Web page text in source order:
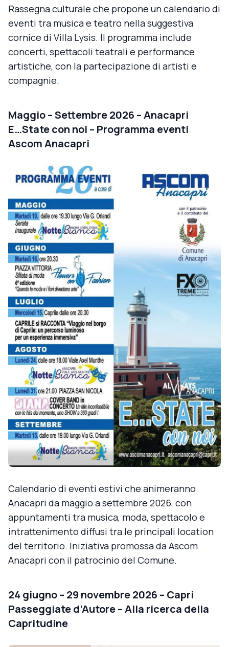
Rassegna culturale che propone un calendario di
eventi tra musica e teatro nella suggestiva
cornice di Villa Lysis. Il programma include
concerti, spettacoli teatrali e performance
artistiche, con la partecipazione di artisti e
compagnie.
Maggio – Settembre 2026 – Anacapri
E…State con noi – Programma eventi
Ascom Anacapri
Calendario di eventi estivi che animeranno
Anacapri da maggio a settembre 2026, con
appuntamenti tra musica, moda, spettacolo e
intrattenimento diffusi tra le principali location
del territorio. Iniziativa promossa da Ascom
Anacapri con il patrocinio del Comune.
24 giugno – 29 novembre 2026 – Capri
Passeggiate d’Autore – Alla ricerca della
Capritudine